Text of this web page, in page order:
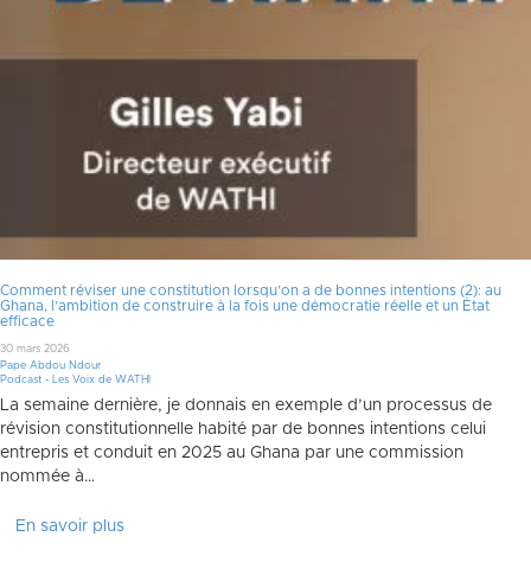
Comment réviser une constitution lorsqu’on a de bonnes intentions (2): au
Ghana, l’ambition de construire à la fois une démocratie réelle et un État
efficace
30 mars 2026
Pape Abdou Ndour
Podcast - Les Voix de WATHI
La semaine dernière, je donnais en exemple d’un processus de
révision constitutionnelle habité par de bonnes intentions celui
entrepris et conduit en 2025 au Ghana par une commission
nommée à…
En savoir plus